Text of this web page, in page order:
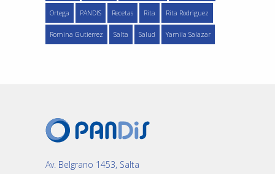
Ortega PANDIS Recetas Rita Rita Rodriguez
Romina Gutierrez Salta Salud Yamila Salazar
Av. Belgrano 1453, Salta